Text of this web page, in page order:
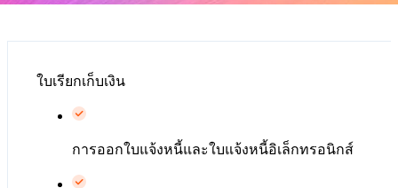
ใบเรียกเก็บเงิน
การออกใบแจ้งหนี้และใบแจ้งหนี้อิเล็กทรอนิกส์